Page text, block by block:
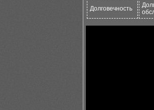
Долговечность